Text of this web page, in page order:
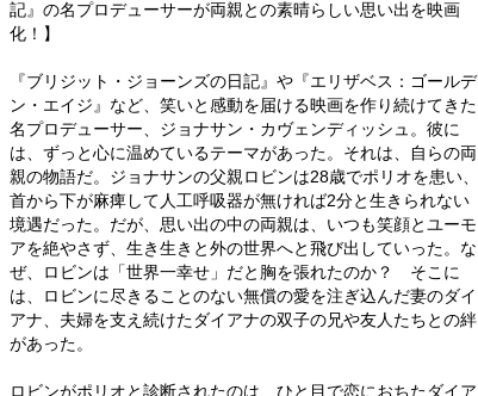
記』の名プロデューサーが両親との素晴らしい思い出を映画
化！】
『ブリジット・ジョーンズの日記』や『エリザベス：ゴールデ
ン・エイジ』など、笑いと感動を届ける映画を作り続けてきた
名プロデューサー、ジョナサン・カヴェンディッシュ。彼に
は、ずっと心に温めているテーマがあった。それは、自らの両
親の物語だ。ジョナサンの父親ロビンは28歳でポリオを患い、
首から下が麻痺して人工呼吸器が無ければ2分と生きられない
境遇だった。だが、思い出の中の両親は、いつも笑顔とユーモ
アを絶やさず、生き生きと外の世界へと飛び出していった。な
ぜ、ロビンは「世界一幸せ」だと胸を張れたのか？ そこに
は、ロビンに尽きることのない無償の愛を注ぎ込んだ妻のダイ
アナ、夫婦を支え続けたダイアナの双子の兄や友人たちとの絆
があった。
ロビンがポリオと診断されたのは、ひと目で恋におちたダイア